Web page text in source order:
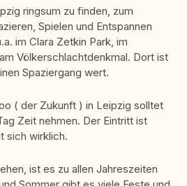
ringsum zu finden, zum
Spielen und Entspannen
im Clara Zetkin Park, im
Völkerschlachtdenkmal. Dort ist
Spaziergang wert.
( der Zukunft ) in Leipzig solltet
Zeit nehmen. Der Eintritt ist
sich wirklich.
ist es zu allen Jahreszeiten